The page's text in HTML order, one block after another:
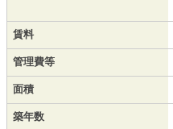
賃料
管理費等
面積
築年数